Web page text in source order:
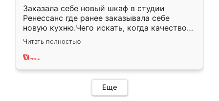
Заказала себе новый шкаф в студии
Ренессанс где ранее заказывала себе
новую кухню.Чего искать, когда качеством
вполне довольна. Служит кухня уже почти
два года, нареканий нет.
Читать полностью
Еще